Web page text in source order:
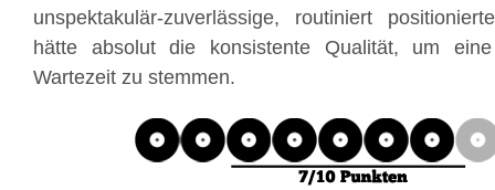
unspektakulär-zuverlässige, routiniert
hätte absolut die konsistente Qualität, um
Wartezeit zu stemmen.